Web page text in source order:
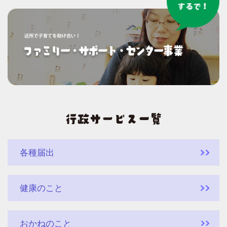
各種届出
健康のこと
おかねのこと